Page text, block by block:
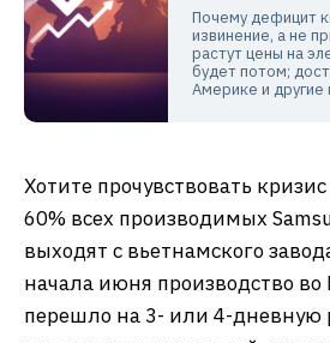
Почему дефицит
извинение, а не
растут цены на
будет потом;
Америке и
Хотите прочувствовать
60% всех производимых
выходят с вьетнамского
начала июня производство во
перешло на 3- или 4-дневную